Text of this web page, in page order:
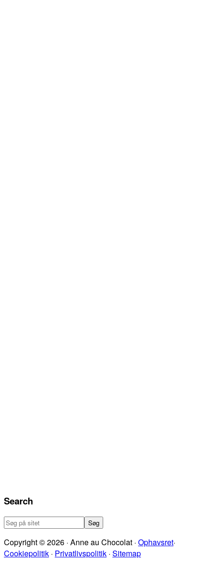
Search
Søg
sitet
Copyright © 2026 · Anne au Chocolat · Ophavsret·
Cookiepolitik · Privatlivspolitik · Sitemap